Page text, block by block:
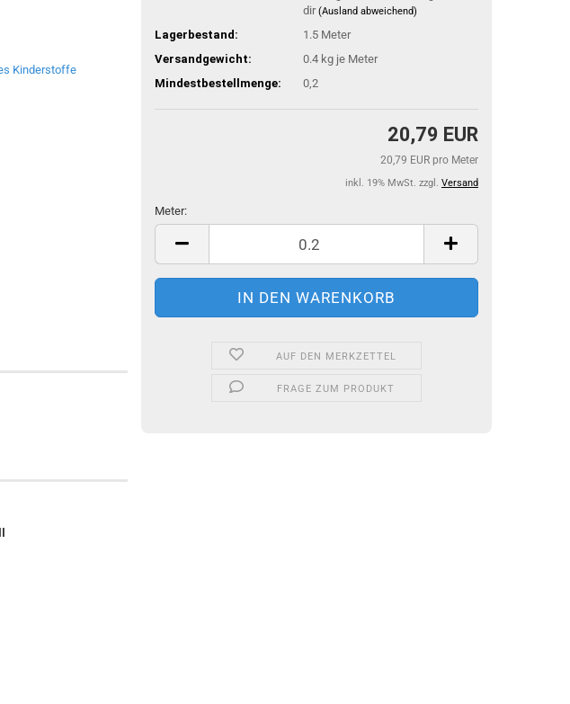
dir(Ausland abweichend)
Lagerbestand: 1.5 Meter
Versandgewicht:
0.4 kg je Meter
Mindestbestellmenge:
0,2
20,79 EUR
20,79 EUR pro Meter
inkl. 19% MwSt. zzgl. Versand
Meter:
Meter
AUF DEN MERKZETTEL
FRAGE ZUM PRODUKT